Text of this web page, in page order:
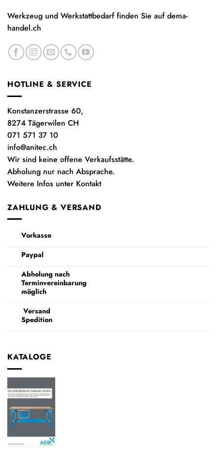
Werkzeug und Werkstattbedarf finden Sie aufdema-
handel.ch
HOTLINE & SERVICE
Konstanzerstrasse 60,
8274 Tägerwilen CH
071 571 37 10
info@anitec.ch
Wir sind keine offene Verkaufsstätte.
Abholung nur nach Absprache.
Weitere Infos unter Kontakt
ZAHLUNG & VERSAND
Vorkasse
Paypal
Abholung nach
Terminvereinbarung
möglich
Versand
Spedition
KATALOGE